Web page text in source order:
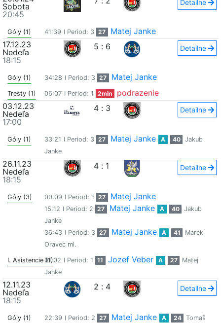
Sobota
20:45
Detailne
Góly (1) 41:39 I Period: 3 27
Matej Janke
17.12.23
Nedeľa
18:15
5 : 6 Detailne
Góly (1) 34:28 I Period: 3 27 Matej Janke
Tresty (1) 06:07 I Period: 1 2min
podrazenie
03.12.23
Nedeľa
17:00
4 : 3 Detailne
Góly (1) 33:21 I Period: 3 27 Matej Janke A 40
Jakub
Janke
26.11.23
Nedeľa
18:15
4 : 1 Detailne
Góly (3) 00:09 I Period: 1 27 Matej Janke
15:12 I Period: 2 27 Matej Janke A 40
Jakub
Janke
36:43 I Period: 3 27 Matej Janke A 41
Marek
Oravec ml.
I. Asistencie (1)01:02 I Period: 1 11 Jozef Veber A 27
Matej
Janke
12.11.23
Nedeľa
18:15
2 : 4 Detailne
Góly (1) 22:39 I Period: 2 27 Matej Janke A 24
Tomaš